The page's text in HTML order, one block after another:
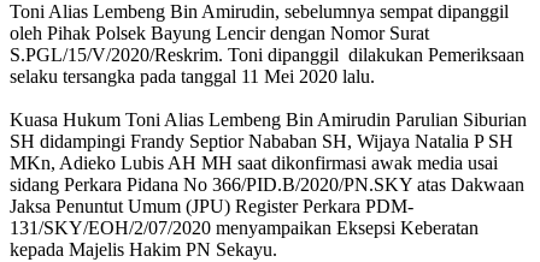
Toni Alias Lembeng Bin Amirudin, sebelumnya sempat dipanggil
oleh Pihak Polsek Bayung Lencir dengan Nomor Surat
S.PGL/15/V/2020/Reskrim. Toni dipanggil dilakukan Pemeriksaan
selaku tersangka pada tanggal 11 Mei 2020 lalu.
Kuasa Hukum Toni Alias Lembeng Bin Amirudin Parulian Siburian
SH didampingi Frandy Septior Nababan SH, Wijaya Natalia P SH
MKn, Adieko Lubis AH MH saat dikonfirmasi awak media usai
sidang Perkara Pidana No 366/PID.B/2020/PN.SKY atas Dakwaan
Jaksa Penuntut Umum (JPU) Register Perkara PDM-
131/SKY/EOH/2/07/2020 menyampaikan Eksepsi Keberatan
kepada Majelis Hakim PN Sekayu.